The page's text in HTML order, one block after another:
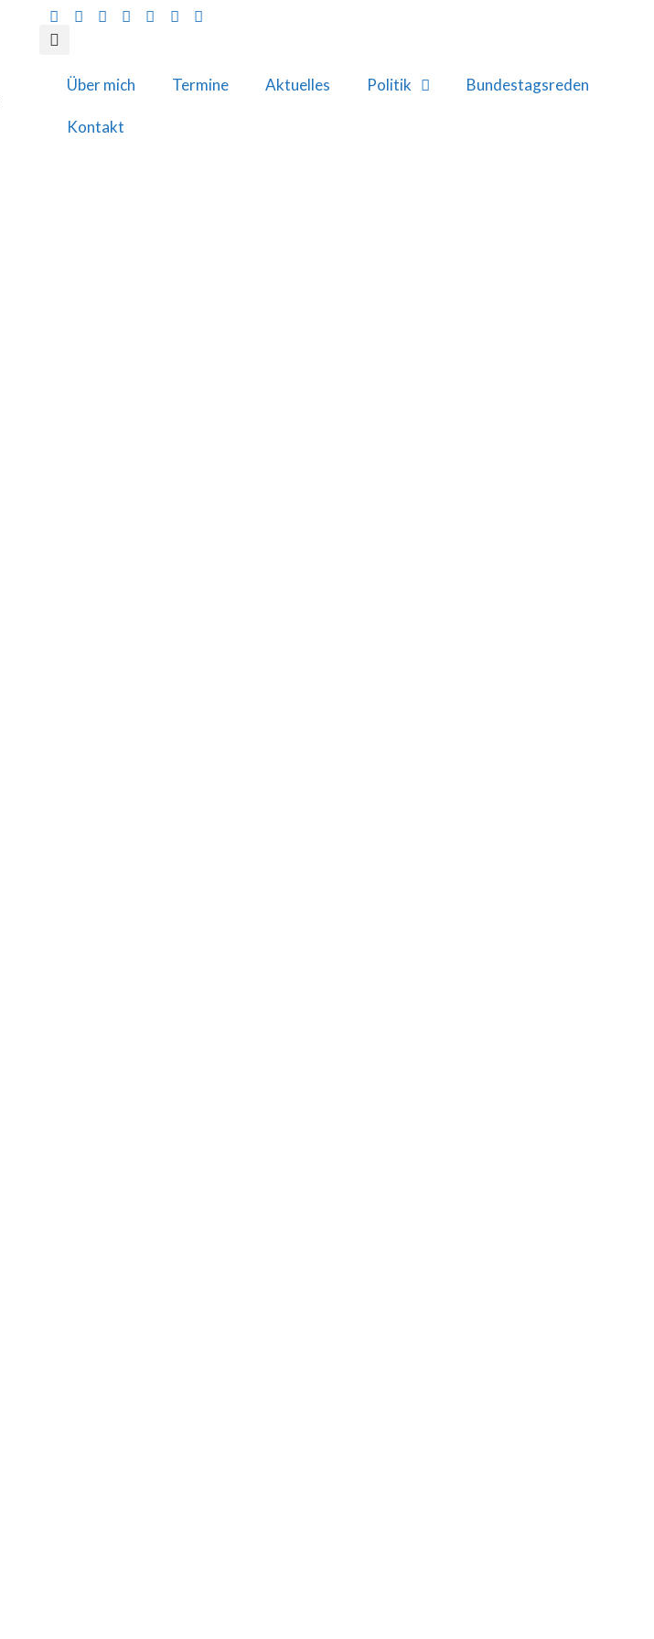
Über mich Termine Aktuelles Politik Bundestagsreden
Kontakt